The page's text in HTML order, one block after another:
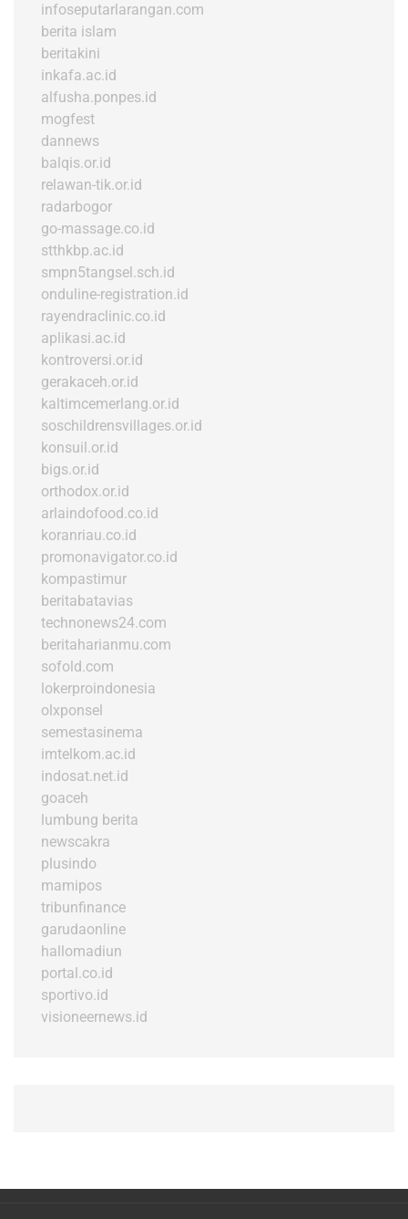
infoseputarlarangan.com
berita islam
beritakini
inkafa.ac.id
alfusha.ponpes.id
mogfest
dannews
balqis.or.id
relawan-tik.or.id
radarbogor
go-massage.co.id
stthkbp.ac.id
smpn5tangsel.sch.id
onduline-registration.id
rayendraclinic.co.id
aplikasi.ac.id
kontroversi.or.id
gerakaceh.or.id
kaltimcemerlang.or.id
soschildrensvillages.or.id
konsuil.or.id
bigs.or.id
orthodox.or.id
arlaindofood.co.id
koranriau.co.id
promonavigator.co.id
kompastimur
beritabatavias
technonews24.com
beritaharianmu.com
sofold.com
lokerproindonesia
olxponsel
semestasinema
imtelkom.ac.id
indosat.net.id
goaceh
lumbung berita
newscakra
plusindo
mamipos
tribunfinance
garudaonline
hallomadiun
portal.co.id
sportivo.id
visioneernews.id